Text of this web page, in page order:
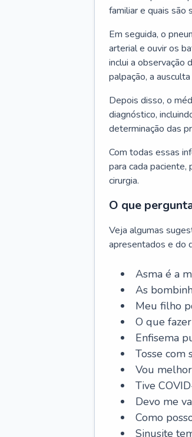
familiar e quais são
Em seguida, o
arterial e ouvir os
inclui a observação
palpação, a
Depois disso, o
diagnóstico,
determinação das
Com todas essas
para cada
cirurgia.
O que
Veja algumas
apresentados e do
Asma é a
As
Meu filho
O que
Enfisema
Tosse com
Vou
Tive
Devo me
Como
Sinusite